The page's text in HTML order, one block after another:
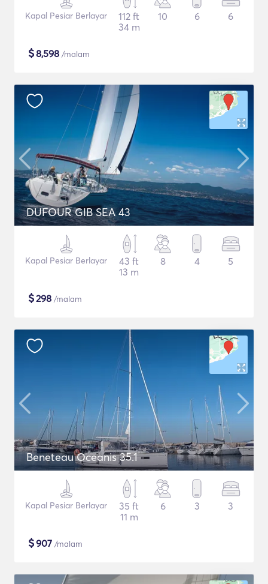
Kapal Pesiar Berlayar
112 ft
34 m
10 6 6
$8,598 /malam
DUFOUR GIB SEA 43
Kapal Pesiar Berlayar
43 ft
13 m
8 4 5
$298 /malam
Beneteau Oceanis 35.1
Kapal Pesiar Berlayar
35 ft
11 m
6 3 3
$907 /malam